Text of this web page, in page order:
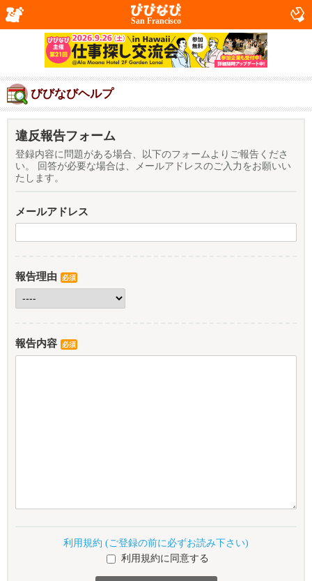
San Francisco
びびなびヘルプ
違反報告フォーム
登録内容に問題がある場合、以下のフォームよりご報告くださ
い。 回答が必要な場合は、メールアドレスのご入力をお願いい
たします。
メールアドレス
報告理由 必須
報告内容 必須
利用規約 (ご登録の前に必ずお読み下さい)
利用規約に同意する